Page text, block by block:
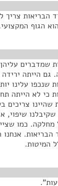
צריך
הגוף
שמדברים
גם הייתה
שנכפו עלינו
כי לא הייתה
צריכים
שיפוי,
כמו
אנחנו
המיטות.